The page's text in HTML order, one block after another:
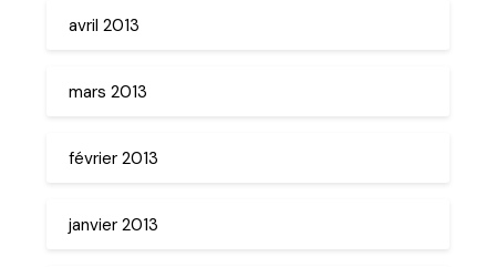
avril 2013
mars 2013
février 2013
janvier 2013